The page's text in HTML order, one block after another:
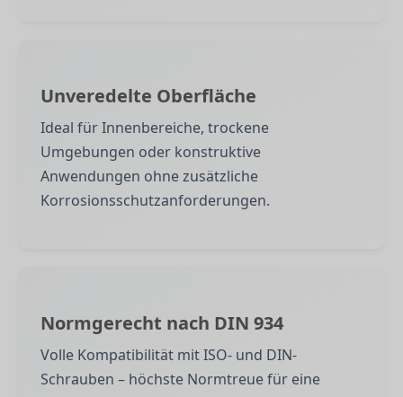
Unveredelte Oberfläche
Ideal für Innenbereiche, trockene
Umgebungen oder konstruktive
Anwendungen ohne zusätzliche
Korrosionsschutzanforderungen.
Normgerecht nach DIN 934
Volle Kompatibilität mit ISO- und DIN-
Schrauben – höchste Normtreue für eine